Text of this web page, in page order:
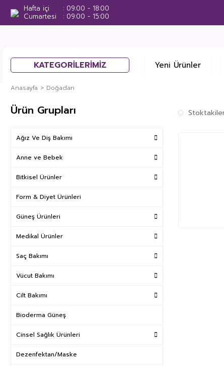
Hafta içi
09:00 - 18:00
Cumartesi
09:00 - 15:00
KATEGORİLERİMİZ Yeni Ürünler
Anasayfa Doğadan
Ürün Grupları
Ağız Ve Diş Bakımı
Anne ve Bebek
Bitkisel Ürünler
Form & Diyet Ürünleri
Güneş Ürünleri
Medikal Ürünler
Saç Bakımı
Vücut Bakımı
Cilt Bakımı
Bioderma Güneş
Cinsel Sağlık Ürünleri
Dezenfektan/Maske